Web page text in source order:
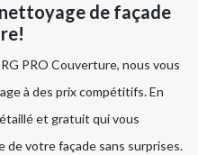
de façade
PRO Couverture, nous vous
à des prix compétitifs. En
et gratuit qui vous
votre façade sans surprises.